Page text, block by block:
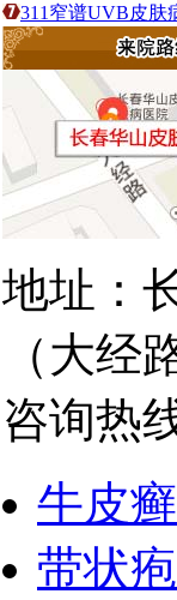
311窄谱UVB皮肤
地址：
（大经
咨询热
牛皮癣
带状